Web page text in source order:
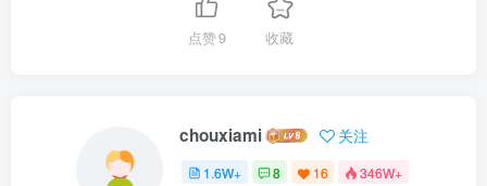
点赞9 收藏
chouxiami 关注
1.6W+ 8 16 346W+